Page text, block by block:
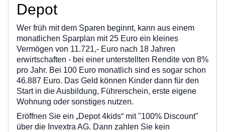
Depot
Wer früh mit dem Sparen beginnt, kann aus einem
monatlichen Sparplan mit 25 Euro ein kleines
Vermögen von 11.721,- Euro nach 18 Jahren
erwirtschaften - bei einer unterstellten Rendite von 8%
pro Jahr. Bei 100 Euro monatlich sind es sogar schon
46.887 Euro. Das Geld können Kinder dann für den
Start in die Ausbildung, Führerschein, erste eigene
Wohnung oder sonstiges nutzen.
Eröffnen Sie ein „Depot 4kids“ mit "100% Discount"
über die Invextra AG. Dann zahlen Sie kein